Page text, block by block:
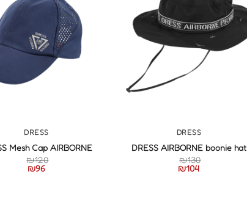
DRESS
DRESS AIRBORNE boonie hat
₪130
₪104
DRESS
Mesh Cap AIRBORNE
₪120
₪96